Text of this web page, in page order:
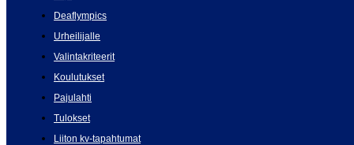
Deaflympics
Urheilijalle
Valintakriteerit
Koulutukset
Pajulahti
Tulokset
Liiton kv-tapahtumat